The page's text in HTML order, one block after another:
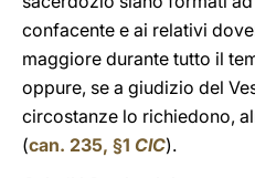
confacente e ai relativi
maggiore durante tutto il
oppure, se a giudizio del
circostanze lo richiedono,
(can. 235, §1 CIC).